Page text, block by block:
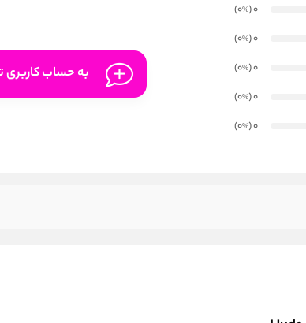
0
(0
%
)
0
(0
%
)
0
(0
%
)
0
(0
%
)
0
(0
%
)
به حساب کاربری